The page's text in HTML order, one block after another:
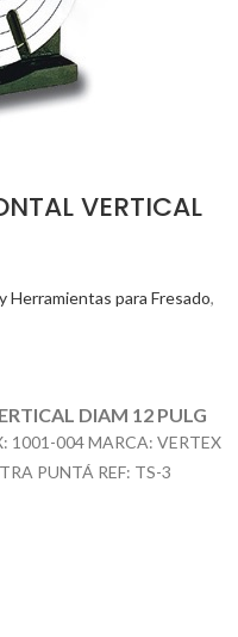
VERTICAL
Herramientas para Fresado,
DIAM 12 PULG
1001-004 MARCA: VERTEX
PUNTÁ REF: TS-3